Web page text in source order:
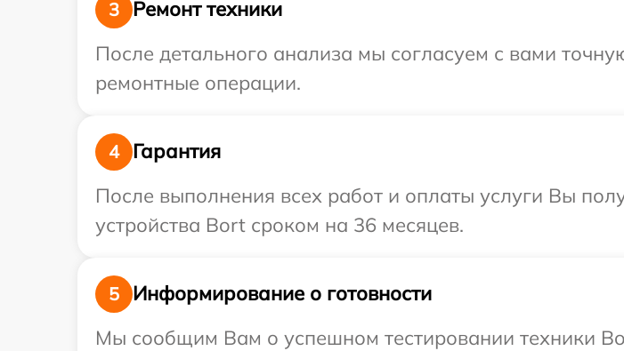
3
Ремонт техники
После детального анализа мы согласуем с вами
ремонтные операции.
4
Гарантия
После выполнения всех работ и оплаты услуги Вы
устройства Bort сроком на 36 месяцев.
5
Информирование о готовности
Мы сообщим Вам о успешном тестировании техники